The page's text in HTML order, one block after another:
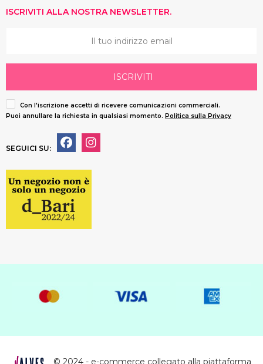
ISCRIVITI ALLA NOSTRA NEWSLETTER.
ISCRIVITI
Con l'iscrizione accetti di ricevere comunicazioni commerciali.
Puoi annullare la richiesta in qualsiasi momento. Politica sulla Privacy
SEGUICI SU:
© 2024 - e-commerce collegato alla piattaforma